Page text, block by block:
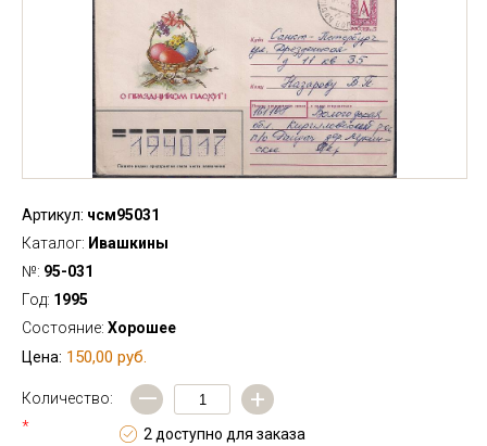
Артикул: чсм95031
Каталог: Ивашкины
№: 95-031
Год: 1995
Состояние: Хорошее
Цена: 150,00 руб.
Количество:
*
— +
2 доступно для заказа